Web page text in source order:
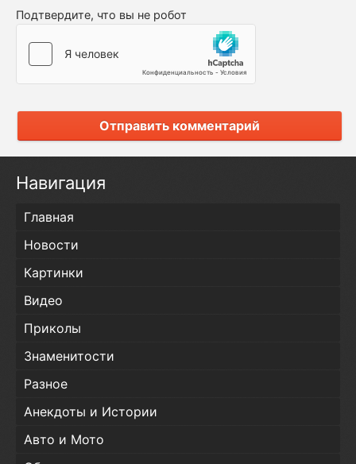
Подтвердите, что вы не робот
Отправить комментарий
Навигация
Главная
Новости
Картинки
Видео
Приколы
Знаменитости
Разное
Анекдоты и Истории
Авто и Мото